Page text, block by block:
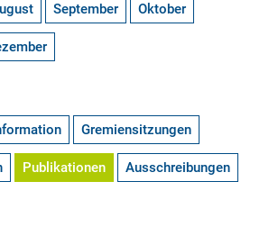
September Oktober
Gremiensitzungen
Publikationen Ausschreibungen